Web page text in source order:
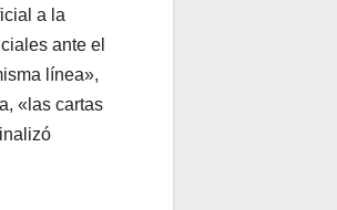
a la
ante el
línea»,
«las cartas